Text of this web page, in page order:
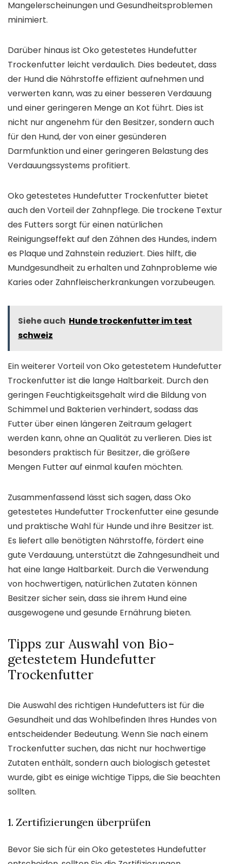
Mangelerscheinungen und Gesundheitsproblemen
minimiert.
Darüber hinaus ist Oko getestetes Hundefutter
Trockenfutter leicht verdaulich. Dies bedeutet, dass
der Hund die Nährstoffe effizient aufnehmen und
verwerten kann, was zu einer besseren Verdauung
und einer geringeren Menge an Kot führt. Dies ist
nicht nur angenehm für den Besitzer, sondern auch
für den Hund, der von einer gesünderen
Darmfunktion und einer geringeren Belastung des
Verdauungssystems profitiert.
Oko getestetes Hundefutter Trockenfutter bietet
auch den Vorteil der Zahnpflege. Die trockene Textur
des Futters sorgt für einen natürlichen
Reinigungseffekt auf den Zähnen des Hundes, indem
es Plaque und Zahnstein reduziert. Dies hilft, die
Mundgesundheit zu erhalten und Zahnprobleme wie
Karies oder Zahnfleischerkrankungen vorzubeugen.
Siehe auch Hunde trockenfutter im test
schweiz
Ein weiterer Vorteil von Oko getestetem Hundefutter
Trockenfutter ist die lange Haltbarkeit. Durch den
geringen Feuchtigkeitsgehalt wird die Bildung von
Schimmel und Bakterien verhindert, sodass das
Futter über einen längeren Zeitraum gelagert
werden kann, ohne an Qualität zu verlieren. Dies ist
besonders praktisch für Besitzer, die größere
Mengen Futter auf einmal kaufen möchten.
Zusammenfassend lässt sich sagen, dass Oko
getestetes Hundefutter Trockenfutter eine gesunde
und praktische Wahl für Hunde und ihre Besitzer ist.
Es liefert alle benötigten Nährstoffe, fördert eine
gute Verdauung, unterstützt die Zahngesundheit und
hat eine lange Haltbarkeit. Durch die Verwendung
von hochwertigen, natürlichen Zutaten können
Besitzer sicher sein, dass sie ihrem Hund eine
ausgewogene und gesunde Ernährung bieten.
Tipps zur Auswahl von Bio-
getestetem Hundefutter
Trockenfutter
Die Auswahl des richtigen Hundefutters ist für die
Gesundheit und das Wohlbefinden Ihres Hundes von
entscheidender Bedeutung. Wenn Sie nach einem
Trockenfutter suchen, das nicht nur hochwertige
Zutaten enthält, sondern auch biologisch getestet
wurde, gibt es einige wichtige Tipps, die Sie beachten
sollten.
1. Zertifizierungen überprüfen
Bevor Sie sich für ein Oko getestetes Hundefutter